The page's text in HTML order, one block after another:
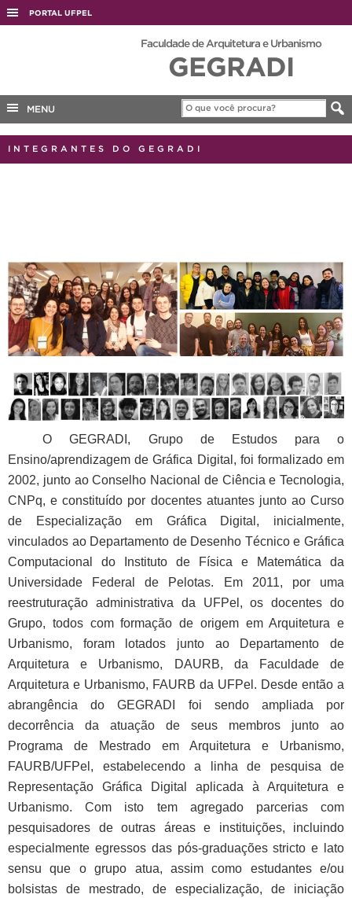
PORTAL UFPEL
EDITAIS
Faculdade de Arquitetura e Urbanismo
GEGRADI
MENU
INTEGRANTES DO GEGRADI
O GEGRADI, Grupo de Estudos para o
Ensino/aprendizagem de Gráfica Digital, foi formalizado em
2002, junto ao Conselho Nacional de Ciência e Tecnologia,
CNPq, e constituído por docentes atuantes junto ao Curso
de Especialização em Gráfica Digital, inicialmente,
vinculados ao Departamento de Desenho Técnico e Gráfica
Computacional do Instituto de Física e Matemática da
Universidade Federal de Pelotas. Em 2011, por uma
reestruturação administrativa da UFPel, os docentes do
Grupo, todos com formação de origem em Arquitetura e
Urbanismo, foram lotados junto ao Departamento de
Arquitetura e Urbanismo, DAURB, da Faculdade de
Arquitetura e Urbanismo, FAURB da UFPel. Desde então a
abrangência do GEGRADI foi sendo ampliada por
decorrência da atuação de seus membros junto ao
Programa de Mestrado em Arquitetura e Urbanismo,
FAURB/UFPel, estabelecendo a linha de pesquisa de
Representação Gráfica Digital aplicada à Arquitetura e
Urbanismo. Com isto tem agregado parcerias com
pesquisadores de outras áreas e instituições, incluindo
especialmente egressos das pós-graduações stricto e lato
sensu que o grupo atua, assim como estudantes e/ou
bolsistas de mestrado, de especialização, de iniciação